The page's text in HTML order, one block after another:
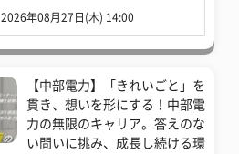
2026年08月27日(木) 14:00
【中部電力】「きれいごと」を
貫き、想いを形にする！中部電
力の無限のキャリア。答えのな
い問いに挑み、成長し続ける環